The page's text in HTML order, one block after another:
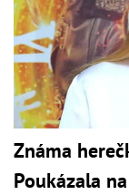
Známa
Poukázala